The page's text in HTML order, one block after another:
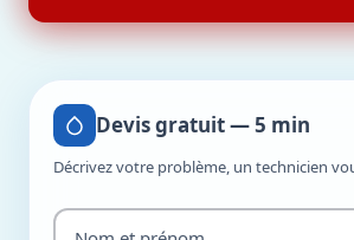
Devis gratuit — 5 min
Décrivez votre problème, un technicien